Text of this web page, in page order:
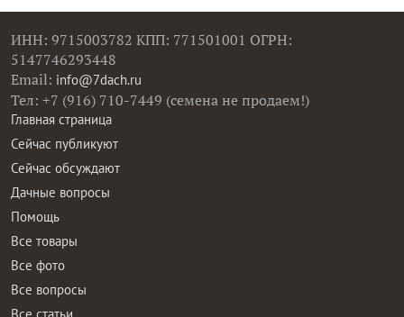
ИНН: 9715003782 КПП: 771501001 ОГРН:
5147746293448
Email: info@7dach.ru
Тел: +7 (916) 710-7449 (семена не продаем!)
Главная страница
Сейчас публикуют
Сейчас обсуждают
Дачные вопросы
Помощь
Все товары
Все фото
Все вопросы